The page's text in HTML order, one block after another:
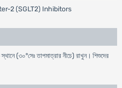
2 (SGLT2) Inhibitors
(৩০°সেঃ তাপমাত্রার নীচে) রাখুন। শিশুদের